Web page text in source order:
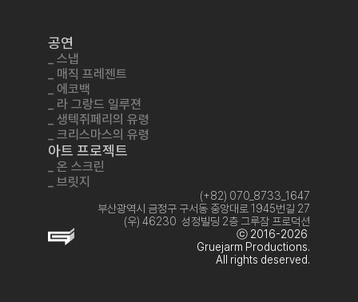
공연
_ 스냅
_ 매직 프레젠트
_ 에코백
_ 라 그랑드 일루젼
_ 생텍쥐페리의 유령
_ 크리스마스의 유령
아트 프로젝트
_ 온 스크린
_ 브릿지
_ 예술교육
단체소개
연락하기
ⓒ 2016-2026
Gruejarm Productions.
All rights deserved.
(+82) 070_8733_1647
부산광역시 금정구 구서동 중앙대로 1945번길 27
(우) 46230  성정빌딩 2층 그루잠 프로덕션